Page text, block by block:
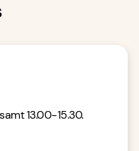
13.00-15.30.